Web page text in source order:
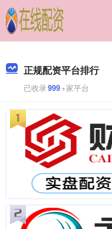
正规配资平台排行
已收录999+家平台